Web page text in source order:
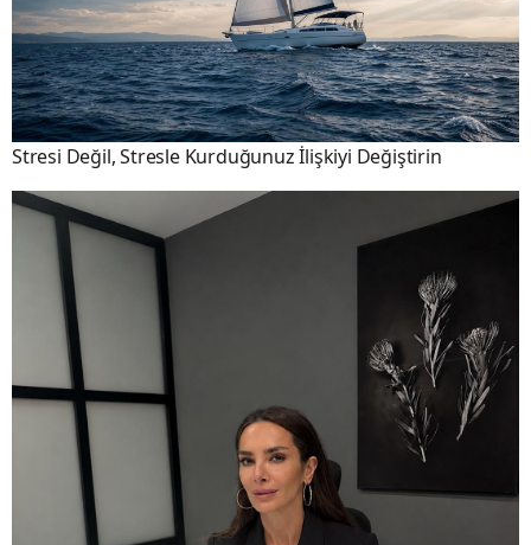
Stresi Değil, Stresle Kurduğunuz İlişkiyi Değiştirin